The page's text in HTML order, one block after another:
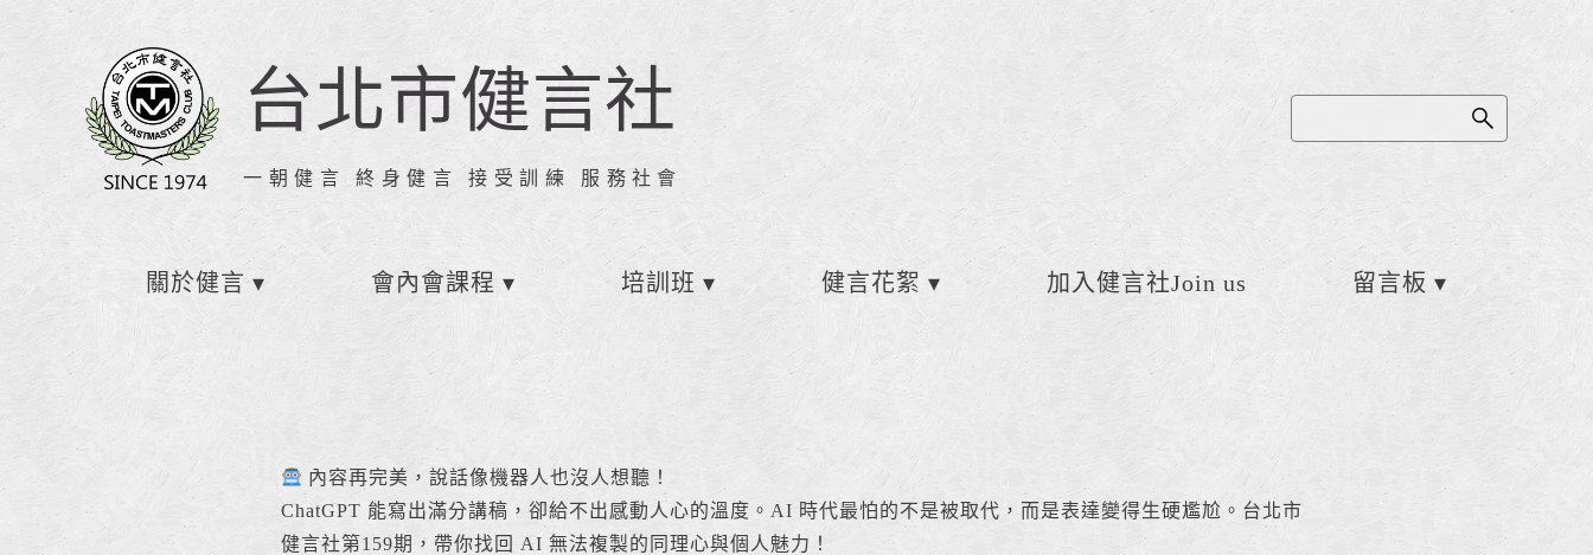
台北市健言社
一朝健言 終身健言 接受訓練 服務社會
關於健言 會內會課程 培訓班 健言花絮 加入健言社Join us 留言板
內容再完美，說話像機器人也沒人想聽！
ChatGPT 能寫出滿分講稿，卻給不出感動人心的溫度。AI 時代最怕的不是被取代，而是表達變得生硬尷尬。台北市
健言社第159期，帶你找回 AI 無法複製的同理心與個人魅力！